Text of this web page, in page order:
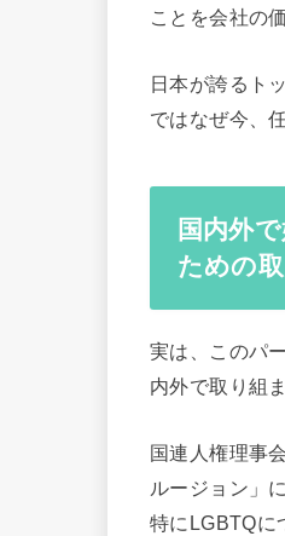
ことを会社の
日本が誇るト
ではなぜ今、
国内外
ための
実は、このパ
内外で取り組
国連人権理事
ルージョン」
特にLGBTQに